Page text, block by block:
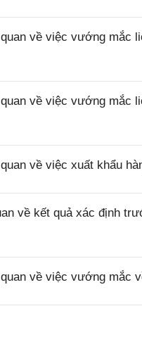
về việc vướng mắc
về việc vướng mắc
về việc xuất khẩu
về kết quả xác định
về việc vướng mắc